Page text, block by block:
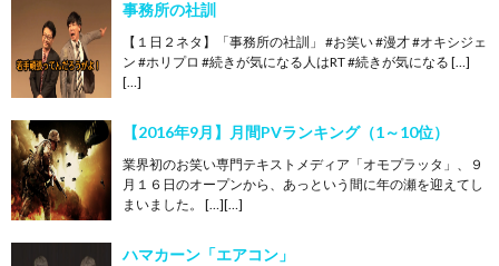
事務所の社訓
【１日２ネタ】「事務所の社訓」 #お笑い #漫才 #オキシジェ
ン #ホリプロ #続きが気になる人はRT #続きが気になる […]
[…]
【2016年9月】月間PVランキング（1～10位）
業界初のお笑い専門テキストメディア「オモプラッタ」、９
月１６日のオープンから、あっという間に年の瀬を迎えてし
まいました。 […][…]
ハマカーン「エアコン」